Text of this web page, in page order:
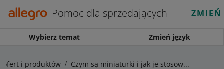
Pomoc dla sprzedających
Wybierz temat Zmień język
ofert i produktów Czym są miniaturki i jak je stosować zgodnie z naszymi zasadami